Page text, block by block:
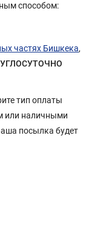
способом:
частях Бишкека,
тип оплаты
или наличными
посылка будет